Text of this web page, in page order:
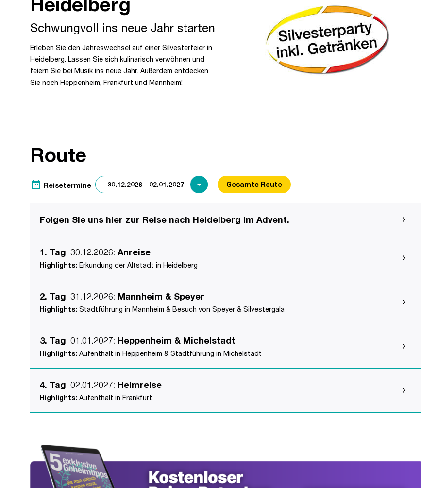
Schwungvoll ins neue Jahr starten
Erleben Sie den Jahreswechsel auf einer Silvesterfeier in
Heidelberg. Lassen Sie sich kulinarisch verwöhnen und
feiern Sie bei Musik ins neue Jahr. Außerdem entdecken
Sie noch Heppenheim, Frankfurt und Mannheim!
Route
date_range Reisetermine Gesamte Route
Folgen Sie uns hier zur Reise nach Heidelberg im Advent.
1. Tag, 30.12.2026: Anreise
Highlights: Erkundung der Altstadt in Heidelberg
2. Tag, 31.12.2026: Mannheim & Speyer
Highlights: Stadtführung in Mannheim & Besuch von Speyer & Silvestergala
3. Tag, 01.01.2027: Heppenheim & Michelstadt
Highlights: Aufenthalt in Heppenheim & Stadtführung in Michelstadt
4. Tag, 02.01.2027: Heimreise
Highlights: Aufenthalt in Frankfurt